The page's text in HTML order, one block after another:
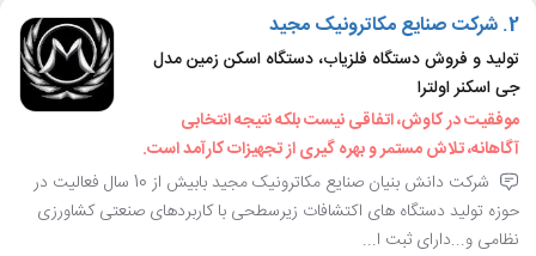
2. شرکت صنایع مکاترونیک مجید
تولید و فروش دستگاه فلزیاب، دستگاه اسکن زمین مدل
جی اسکنر اولترا
موفقیت در کاوش، اتفاقی نیست بلکه نتیجه انتخابی
آگاهانه، تلاش مستمر و بهره گیری از تجهیزات کارآمد است.
شرکت دانش بنیان صنایع مکاترونیک مجید بابیش از 10 سال فعالیت در
حوزه تولید دستگاه های اکتشافات زیرسطحی با کاربردهای صنعتی کشاورزی
نظامی و...دارای ثبت ا...